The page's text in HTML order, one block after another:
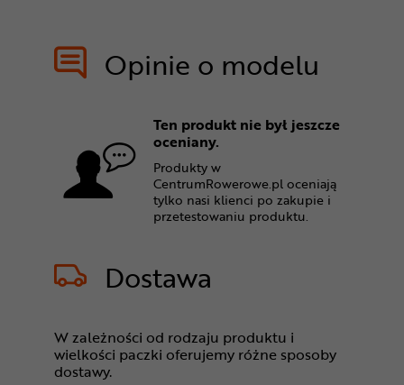
Opinie o modelu
Ten produkt nie był jeszcze
oceniany.
Produkty w
CentrumRowerowe.pl oceniają
tylko nasi klienci po zakupie i
przetestowaniu produktu.
Dostawa
W zależności od rodzaju produktu i
wielkości paczki oferujemy różne sposoby
dostawy.